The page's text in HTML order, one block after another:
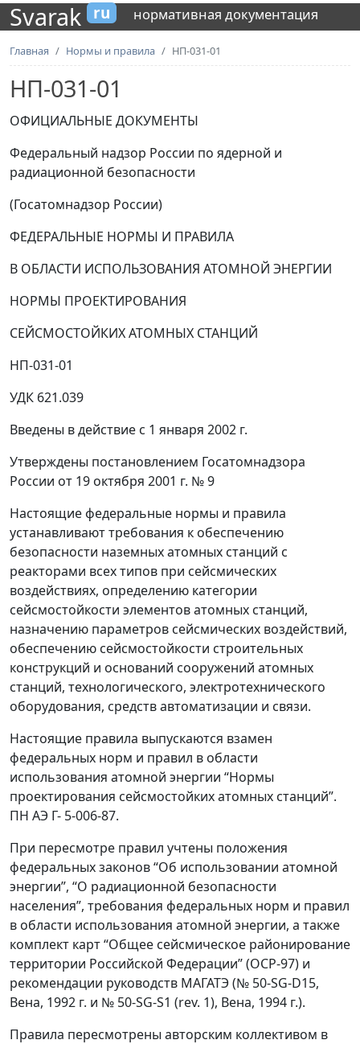
Svarak ru нормативная документация
Главная Нормы и правила НП-031-01
НП-031-01
ОФИЦИАЛЬНЫЕ ДОКУМЕНТЫ
Федеральный надзор России по ядерной и
радиационной безопасности
(Госатомнадзор России)
ФЕДЕРАЛЬНЫЕ НОРМЫ И ПРАВИЛА
В ОБЛАСТИ ИСПОЛЬЗОВАНИЯ АТОМНОЙ ЭНЕРГИИ
НОРМЫ ПРОЕКТИРОВАНИЯ
СЕЙСМОСТОЙКИХ АТОМНЫХ СТАНЦИЙ
НП-031-01
УДК 621.039
Введены в действие с 1 января 2002 г.
Утверждены постановлением Госатомнадзора
России от 19 октября 2001 г. № 9
Настоящие федеральные нормы и правила
устанавливают требования к обеспечению
безопасности наземных атомных станций с
реакторами всех типов при сейсмических
воздействиях, определению категории
сейсмостойкости элементов атомных станций,
назначению параметров сейсмических воздействий,
обеспечению сейсмостойкости строительных
конструкций и оснований сооружений атомных
станций, технологического, электротехнического
оборудования, средств автоматизации и связи.
Настоящие правила выпускаются взамен
федеральных норм и правил в области
использования атомной энергии “Нормы
проектирования сейсмостойких атомных станций”.
ПН АЭ Г- 5-006-87.
При пересмотре правил учтены положения
федеральных законов “Об использовании атомной
энергии”, “О радиационной безопасности
населения”, требования федеральных норм и правил
в области использования атомной энергии, а также
комплект карт “Общее сейсмическое районирование
территории Российской Федерации” (ОСР-97) и
рекомендации руководств МАГАТЭ (№ 50-SG-D15,
Вена, 1992 г. и № 50-SG-S1 (rev. 1), Вена, 1994 г.).
Правила пересмотрены авторским коллективом в